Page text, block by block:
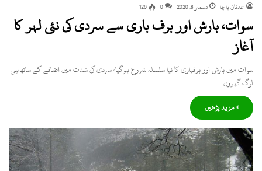
عدنان باچا دسمبر 8, 2020 0
126
سوات، بارش اور برف باری سے سردی کی نئی لہر کا
آغاز
سوات میں بارش اور برفباری کا نیا سلسلہ شروع ہوگیا، سردی کی شدت میں اضافے کے ساتھ ہی
لوگ گھروں…
» مزید پڑھیں